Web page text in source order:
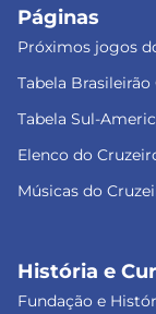
Páginas
Próximos jogos
Tabela Brasileirão
Tabela Sul-
Elenco do
Músicas do
História e
Fundação e